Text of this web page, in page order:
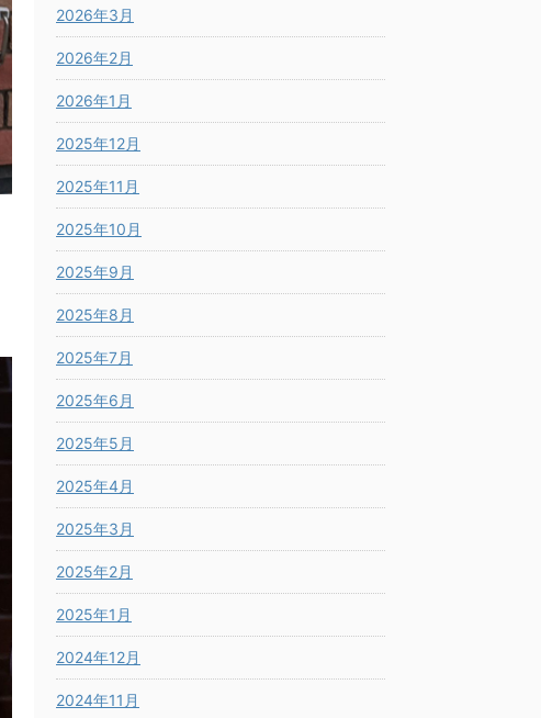
2026年3月
2026年2月
2026年1月
2025年12月
2025年11月
2025年10月
2025年9月
2025年8月
2025年7月
2025年6月
2025年5月
2025年4月
2025年3月
2025年2月
2025年1月
2024年12月
2024年11月